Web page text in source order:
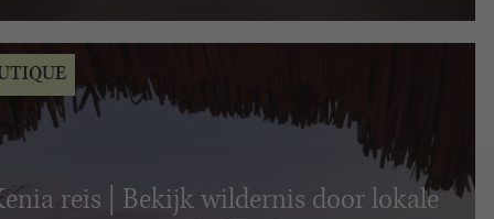
reis | Bekijk wildernis door lokale